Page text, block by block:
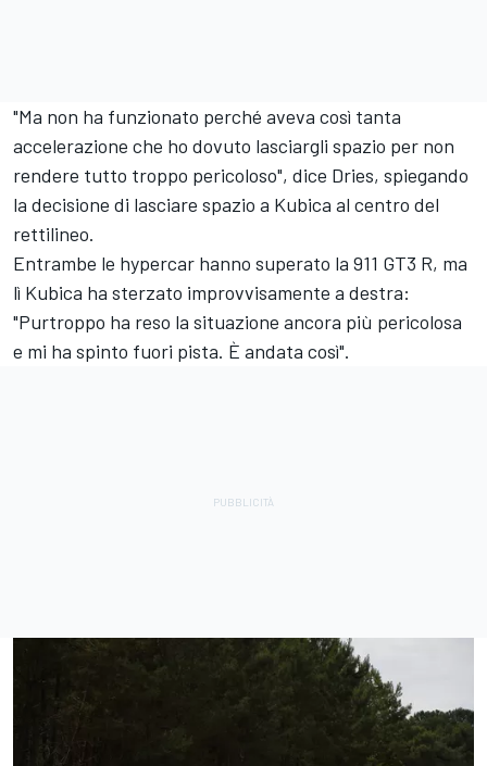
"Ma non ha funzionato perché aveva così tanta
accelerazione che ho dovuto lasciargli spazio per non
rendere tutto troppo pericoloso", dice Dries, spiegando
la decisione di lasciare spazio a Kubica al centro del
rettilineo.
Entrambe le hypercar hanno superato la 911 GT3 R, ma
lì Kubica ha sterzato improvvisamente a destra:
"Purtroppo ha reso la situazione ancora più pericolosa
e mi ha spinto fuori pista. È andata così".